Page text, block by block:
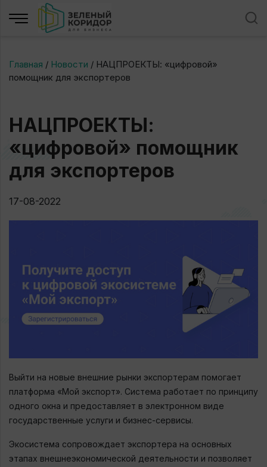
Главная / Новости / НАЦПРОЕКТЫ: «цифровой»
помощник для экспортеров
НАЦПРОЕКТЫ:
«цифровой» помощник
для экспортеров
17-08-2022
Выйти на новые внешние рынки экспортерам помогает
платформа «Мой экспорт». Система работает по принципу
одного окна и предоставляет в электронном виде
государственные услуги и бизнес-сервисы.
Экосистема сопровождает экспортера на основных
этапах внешнеэкономической деятельности и позволяет